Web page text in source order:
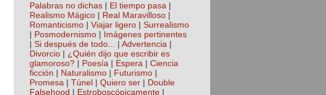
Palabras no dichas
El tiempo pasa
Realismo Mágico
Real Maravilloso
Romanticismo
Viajar ligero
Surrealismo
Posmodernismo
Imágenes pertinentes
Si después de todo... Advertencia
Divorcio
¿Quién dijo que escribir es
glamoroso?
Poesía Espera
Ciencia
ficción
Naturalismo Futurismo
Promesa
Túnel Quiero ser
Double
Falsehood
Estroboscópicamente